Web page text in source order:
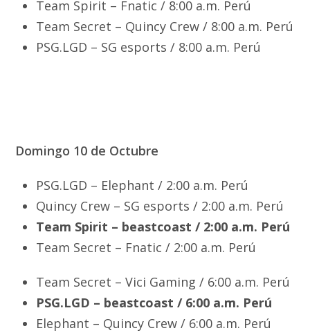
Team Spirit – Fnatic / 8:00 a.m. Perú
Team Secret – Quincy Crew / 8:00 a.m. Perú
PSG.LGD – SG esports / 8:00 a.m. Perú
Domingo 10 de Octubre
PSG.LGD – Elephant / 2:00 a.m. Perú
Quincy Crew – SG esports / 2:00 a.m. Perú
Team Spirit – beastcoast / 2:00 a.m. Perú
Team Secret – Fnatic / 2:00 a.m. Perú
Team Secret – Vici Gaming / 6:00 a.m. Perú
PSG.LGD – beastcoast / 6:00 a.m. Perú
Elephant – Quincy Crew / 6:00 a.m. Perú